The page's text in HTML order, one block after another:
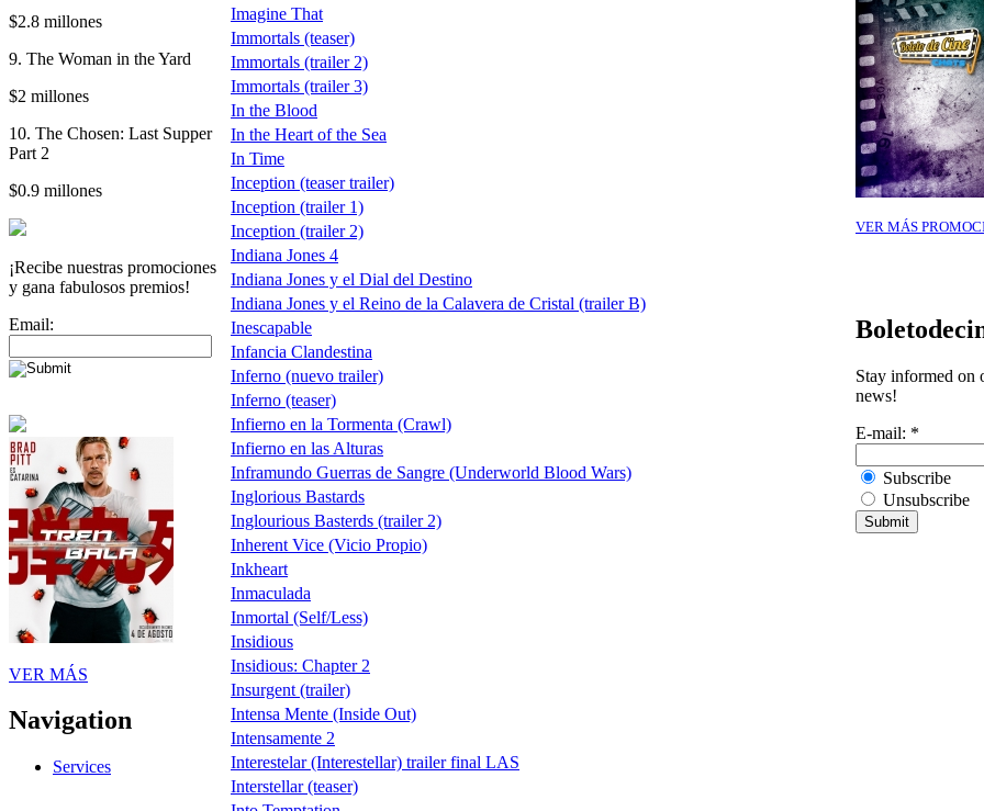
$2.8 millones
9. The Woman in the Yard
$2 millones
10. The Chosen: Last Supper
Part 2
$0.9 millones
¡Recibe nuestras promociones
y gana fabulosos premios!
Email:
VER MÁS
Navigation
Services
Imagine That
Immortals (teaser)
Immortals (trailer 2)
Immortals (trailer 3)
In the Blood
In the Heart of the Sea
In Time
Inception (teaser trailer)
Inception (trailer 1)
Inception (trailer 2)
Indiana Jones 4
Indiana Jones y el Dial del Destino
Indiana Jones y el Reino de la Calavera de Cristal (trailer B)
Inescapable
Infancia Clandestina
Inferno (nuevo trailer)
Inferno (teaser)
Infierno en la Tormenta (Crawl)
Infierno en las Alturas
Inframundo Guerras de Sangre (Underworld Blood Wars)
Inglorious Bastards
Inglourious Basterds (trailer 2)
Inherent Vice (Vicio Propio)
Inkheart
Inmaculada
Inmortal (Self/Less)
Insidious
Insidious: Chapter 2
Insurgent (trailer)
Intensa Mente (Inside Out)
Intensamente 2
Interestelar (Interestellar) trailer final LAS
Interstellar (teaser)
VER MÁS
Stay informed on
news!
E-mail: *
Subscribe
Unsubscribe